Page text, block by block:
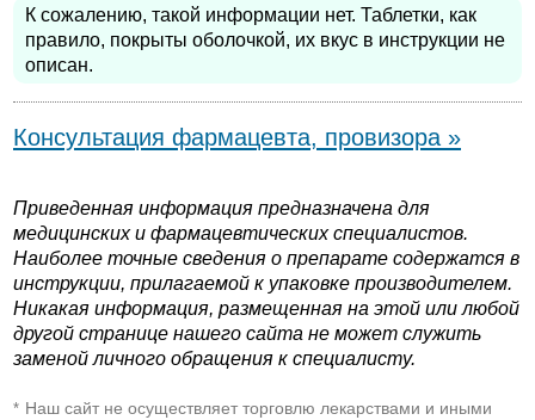
К сожалению, такой информации нет. Таблетки, как
правило, покрыты оболочкой, их вкус в инструкции не
описан.
Консультация фармацевта, провизора »
Приведенная информация предназначена для
медицинских и фармацевтических специалистов.
Наиболее точные сведения о препарате содержатся в
инструкции, прилагаемой к упаковке производителем.
Никакая информация, размещенная на этой или любой
другой странице нашего сайта не может служить
заменой личного обращения к специалисту.
* Наш сайт не осуществляет торговлю лекарствами и иными